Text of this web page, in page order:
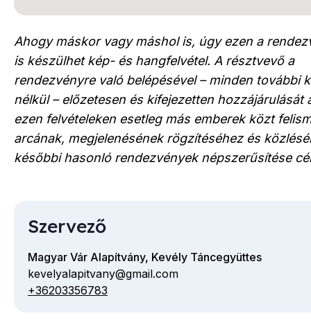
Ahogy máskor vagy máshol is, úgy ezen a
is készülhet kép- és hangfelvétel. A résztvevő a
rendezvényre való belépésével – minden további
nélkül – előzetesen és kifejezetten hozzájárulását
ezen felvételeken esetleg más emberek közt
arcának, megjelenésének rögzítéséhez és
későbbi hasonló rendezvények népszerűsítése
Szervező
Magyar Vár Alapítvány, Kevély Táncegyüttes
E-
mail
kevelyalapitvany@gmail.com
Telefon
+36203356783